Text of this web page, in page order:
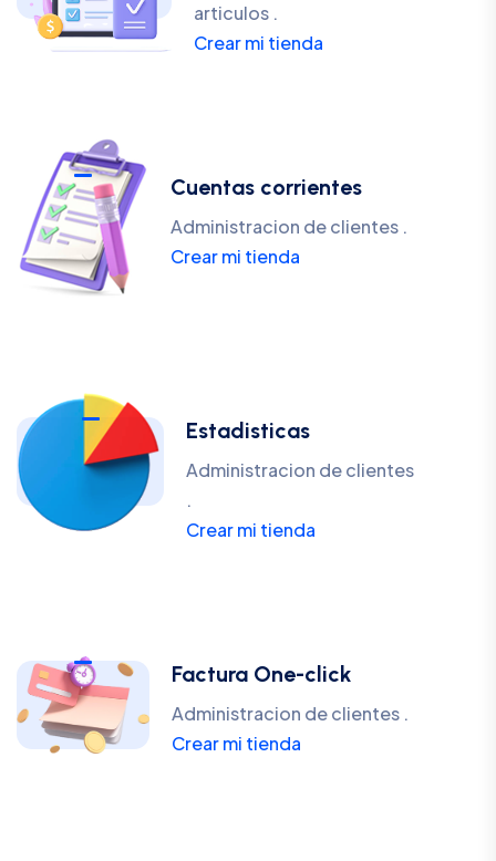
articulos .
Crear mi tienda
Cuentas corrientes
Administracion de clientes .
Crear mi tienda
Estadisticas
Administracion de clientes
.
Crear mi tienda
Factura One-click
Administracion de clientes .
Crear mi tienda